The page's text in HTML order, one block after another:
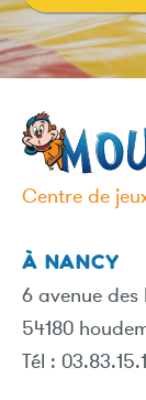
Centre de
À NANCY
6 avenue des
54180
Tél :